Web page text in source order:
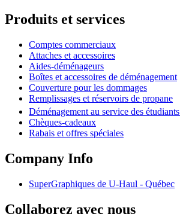
Produits et services
Comptes commerciaux
Attaches et accessoires
Aides-déménageurs
Boîtes et accessoires de déménagement
Couverture pour les dommages
Remplissages et réservoirs de propane
Déménagement au service des
Chèques-cadeaux
Rabais et offres spéciales
Company Info
SuperGraphiques de U-Haul - Québec
Collaborez avec nous